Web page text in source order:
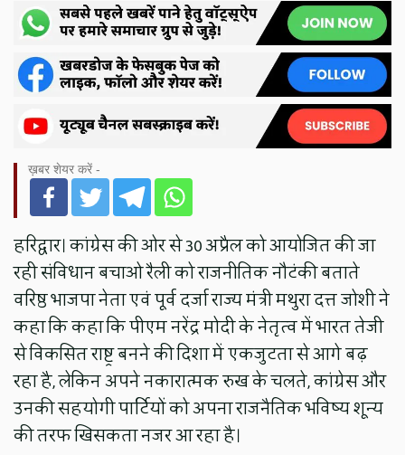
ख़बर शेयर करें -
हरिद्वार। कांग्रेस की ओर से 30 अप्रैल को आयोजित की जा
रही संविधान बचाओ रैली को राजनीतिक नौटंकी बताते
वरिष्ठ भाजपा नेता एवं पूर्व दर्जा राज्य मंत्री मथुरा दत्त जोशी ने
कहा कि कहा कि पीएम नरेंद्र मोदी के नेतृत्व में भारत तेजी
से विकसित राष्ट्र बनने की दिशा में एकजुटता से आगे बढ़
रहा है, लेकिन अपने नकारात्मक रुख के चलते, कांग्रेस और
उनकी सहयोगी पार्टियों को अपना राजनैतिक भविष्य शून्य
की तरफ खिसकता नजर आ रहा है।